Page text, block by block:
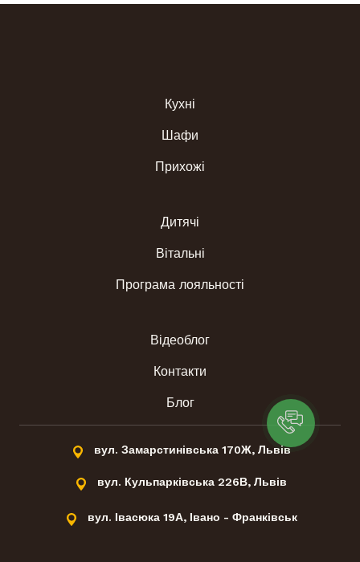
Кухні
Шафи
Прихожі
Дитячі
Вітальні
Програма лояльності
Відеоблог
Контакти
Блог
вул. Замарстинівська 170Ж, Львів
вул. Кульпарківська 226В, Львів
вул. Івасюка 19А, Івано - Франківськ